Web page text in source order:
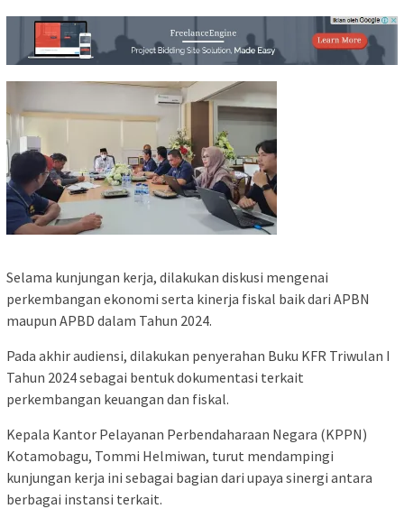
Selama kunjungan kerja, dilakukan diskusi mengenai
perkembangan ekonomi serta kinerja fiskal baik dari APBN
maupun APBD dalam Tahun 2024.
Pada akhir audiensi, dilakukan penyerahan Buku KFR Triwulan I
Tahun 2024 sebagai bentuk dokumentasi terkait
perkembangan keuangan dan fiskal.
Kepala Kantor Pelayanan Perbendaharaan Negara (KPPN)
Kotamobagu, Tommi Helmiwan, turut mendampingi
kunjungan kerja ini sebagai bagian dari upaya sinergi antara
berbagai instansi terkait.